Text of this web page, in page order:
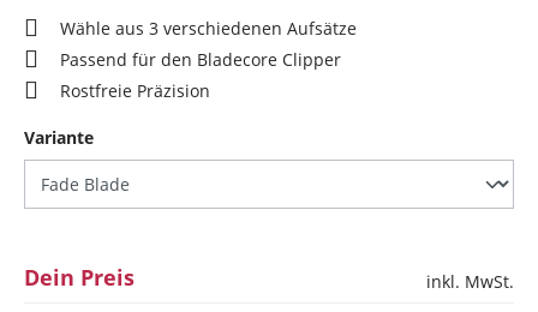
Wähle aus 3 verschiedenen Aufsätze
Passend für den Bladecore Clipper
Rostfreie Präzision
Varianteauswählen
Dein Preis
inkl. MwSt.